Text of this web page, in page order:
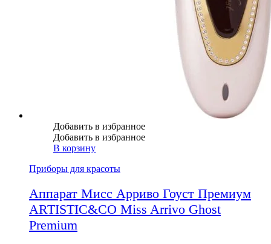
Добавить в избранное
Добавить в избранное
В корзину
Приборы для красоты
Аппарат Мисс Арриво Гоуст Премиум
ARTISTIC&CO Miss Arrivo Ghost
Premium